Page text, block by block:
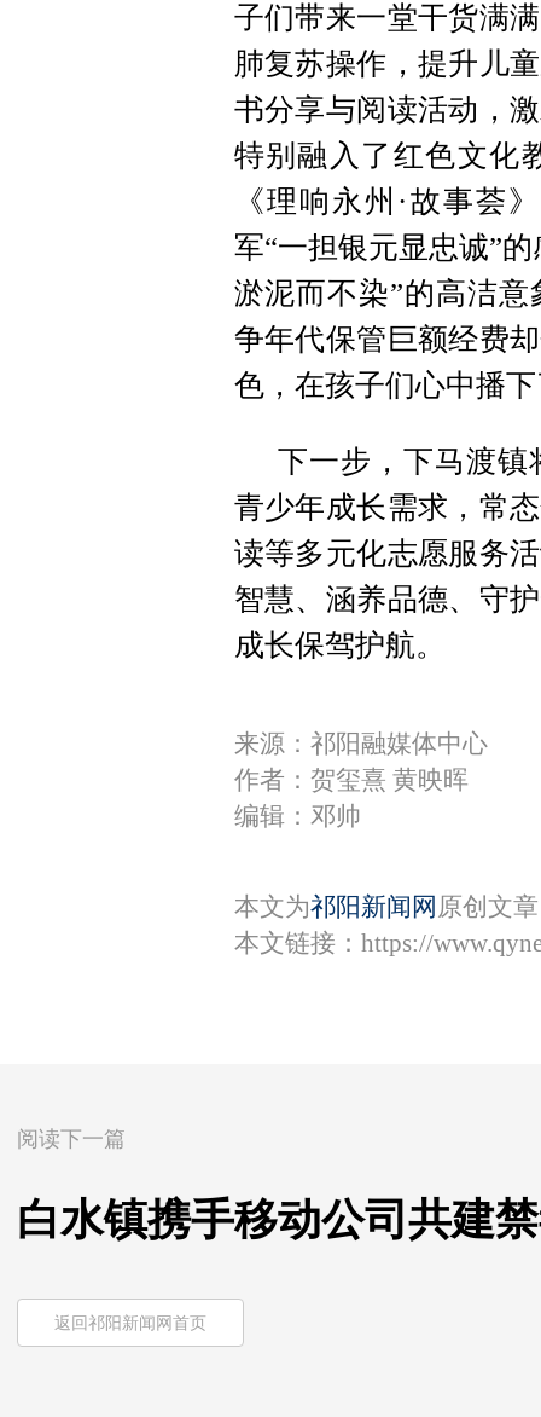
子们带来一堂干货满
肺复苏操作，提升儿
书分享与阅读活动，
特别融入了红色文化
《理响永州·故事荟
军“一担银元显忠诚”
淤泥而不染”的高洁
争年代保管巨额经费
色，在孩子们心中播
下一步，下马渡镇
青少年成长需求，常
读等多元化志愿服务
智慧、涵养品德、守
成长保驾护航。
来源：祁阳融媒体中心
作者：贺玺熹 黄映晖
编辑：邓帅
本文为祁阳新闻网 原创文
本文链接： https://
阅读下一篇
白水镇携手移动公司共建
返回祁阳新闻网首页